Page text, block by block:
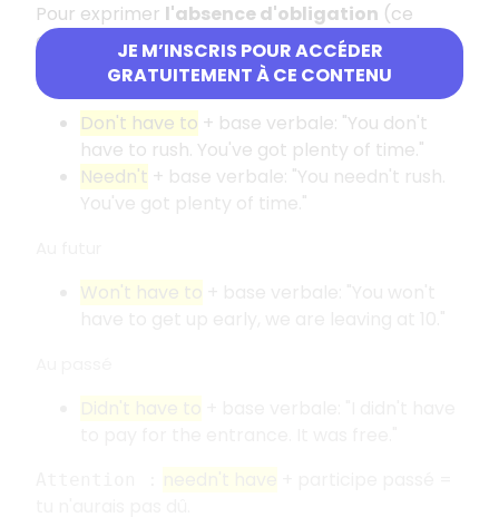
JE M’INSCRIS POUR ACCÉDER
GRATUITEMENT À CE CONTENU
Pour exprimer l'absence d'obligation (ce
qu'on n'est pas obligé de faire), on utilise :
Au présent
Don't have to + base verbale: "You don't
have to rush. You've got plenty of time."
Needn't + base verbale: "You needn't rush.
You've got plenty of time."
Won't have to